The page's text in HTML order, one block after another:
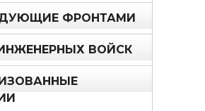
ФРОНТАМИ
ВОЙСК